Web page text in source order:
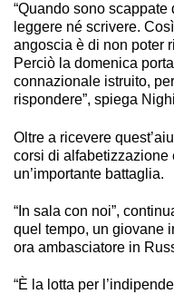
“Quando sono scappate
leggere né scrivere.
angoscia è di non poter
Perciò la domenica
connazionale istruito,
rispondere”, spiega
Oltre a ricevere
corsi di alfabetizzazione
un’importante battaglia.
“In sala con noi”,
quel tempo, un giovane
ora ambasciatore in
“È la lotta per